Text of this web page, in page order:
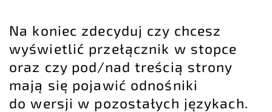
Na koniec zdecyduj czy chcesz
wyświetlić przełącznik w stopce
oraz czy pod/nad treścią strony
mają się pojawić odnośniki
do wersji w pozostałych językach.